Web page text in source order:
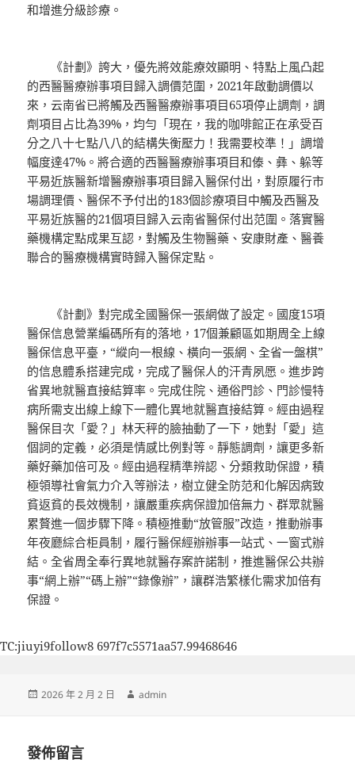
和增進分級診療。
《計劃》誇大，優先將效能療效顯明、特點上風凸起
的西醫醫療辦事項目歸入調價范圍，2021年啟動調價以
來，云南省已將觸及西醫醫療辦事項目65項停止調劑，調
劑項目占比為39%，均勻「現在，我的咖啡館正在承受百
分之八十七點八八的結構失衡壓力！我需要校準！」調增
幅度達47%。將合適的西醫醫療辦事項目和傣、彝、躲等
平易近族醫新增醫療辦事項目歸入醫保付出，對原履行市
場調理價、醫保不予付出的183個診療項目中觸及西醫及
平易近族醫的21個項目歸入云南省醫保付出范圍。落實醫
藥機構定點成果互認，對觸及生物醫藥、安康財產、醫養
聯合的醫療機構實時歸入醫保定點。
《計劃》對完成全國醫保一張網做了設定。國度15項
醫保信息營業編碼所有的落地，17個兼顧區如期周全上線
醫保信息平臺，“縱向一根線、橫向一張網、全省一盤棋”
的信息體系搭建完成，完成了醫保人的汗青夙愿。進步跨
省異地就醫直接結算率。完成住院、通俗門診、門診慢特
病所需支出線上線下一體化異地就醫直接結算。經由過程
醫保目次「愛？」林天秤的臉抽動了一下，她對「愛」這
個詞的定義，必須是情感比例對等。靜態調劑，讓更多新
藥好藥加倍可及。經由過程精準辨認、分類救助保證，積
極領導社會氣力介入等辦法，樹立健全防范和化解因病致
貧返貧的長效機制，讓嚴重疾病保證加倍無力、群眾就醫
累贅進一個步驟下降。積極推動“放管服”改造，推動辦事
年夜廳綜合柜員制，履行醫保經辦辦事一站式、一窗式辦
結。全省周全奉行異地就醫存案許諾制，推進醫保公共辦
事“網上辦”“碼上辦”“錄像辦”，讓群浩繁樣化需求加倍有
保證。
TC:jiuyi9follow8 697f7c5571aa57.99468646
發
2026 年 2 月 2 日
作
admin
發佈留言